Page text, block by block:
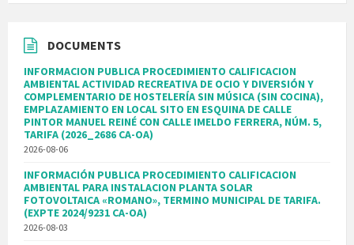
DOCUMENTS
INFORMACION PUBLICA PROCEDIMIENTO CALIFICACION
AMBIENTAL ACTIVIDAD RECREATIVA DE OCIO Y DIVERSIÓN Y
COMPLEMENTARIO DE HOSTELERÍA SIN MÚSICA (SIN COCINA),
EMPLAZAMIENTO EN LOCAL SITO EN ESQUINA DE CALLE
PINTOR MANUEL REINÉ CON CALLE IMELDO FERRERA, NÚM. 5,
TARIFA (2026_2686 CA-OA)
2026-08-06
INFORMACIÓN PUBLICA PROCEDIMIENTO CALIFICACION
AMBIENTAL PARA INSTALACION PLANTA SOLAR
FOTOVOLTAICA «ROMANO», TERMINO MUNICIPAL DE TARIFA.
(EXPTE 2024/9231 CA-OA)
2026-08-03